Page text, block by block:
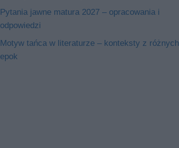
Pytania jawne matura 2027 – opracowania i
odpowiedzi
Motyw tańca w literaturze – konteksty z różnych
epok